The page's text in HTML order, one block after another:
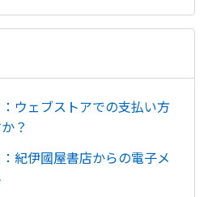
ウェブストアでの支払い方
？
紀伊國屋書店からの電子メ